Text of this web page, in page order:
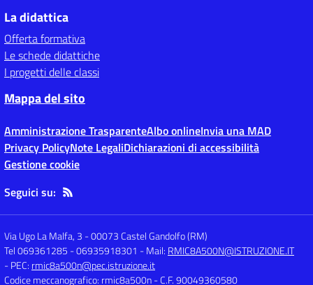
La didattica
Offerta formativa
Le schede didattiche
I progetti delle classi
Mappa del sito
Amministrazione TrasparenteAlbo onlineInvia una MAD
Privacy PolicyNote LegaliDichiarazioni di accessibilità
Gestione cookie
Seguici su:
Via Ugo La Malfa, 3 -00073 Castel Gandolfo (RM)
Tel 069361285 - 06935918301 - Mail: RMIC8A500N@ISTRUZIONE.IT
- PEC: rmic8a500n@pec.istruzione.it
Codice meccanografico: rmic8a500n- C.F. 90049360580